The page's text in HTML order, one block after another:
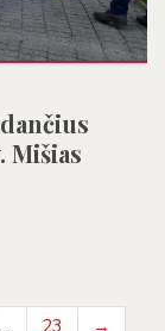
Mišias